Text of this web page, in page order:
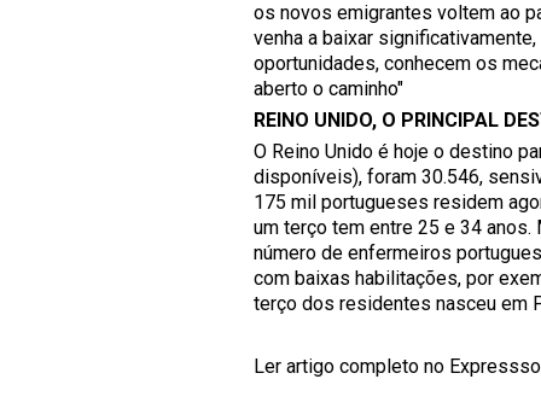
os novos emigrantes voltem ao
venha a baixar
oportunidades, conhecem os
aberto o caminho"
REINO UNIDO, O PRINCIPAL
O Reino Unido é hoje o destino
disponíveis), foram 30.546,
175 mil portugueses residem
um terço tem entre 25 e 34
número de enfermeiros
com baixas habilitações, por
terço dos residentes nasceu em
Ler artigo completo no